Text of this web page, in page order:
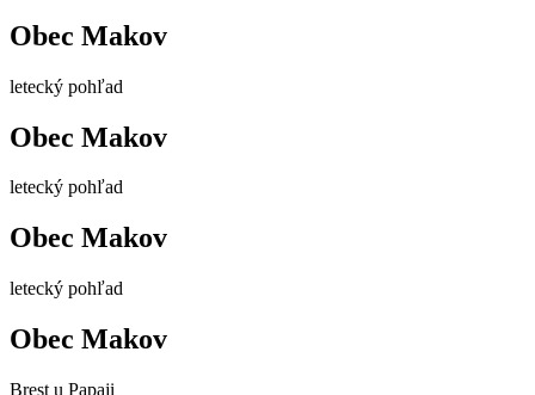
Obec Makov
letecký pohľad
Obec Makov
letecký pohľad
Obec Makov
letecký pohľad
Obec Makov
Brest u Papaji